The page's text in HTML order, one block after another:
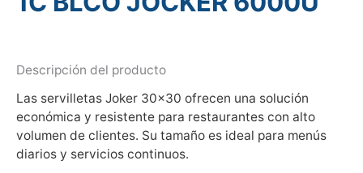
Descripción del producto
Las servilletas Joker 30×30 ofrecen una solución
económica y resistente para restaurantes con alto
volumen de clientes. Su tamaño es ideal para menús
diarios y servicios continuos.